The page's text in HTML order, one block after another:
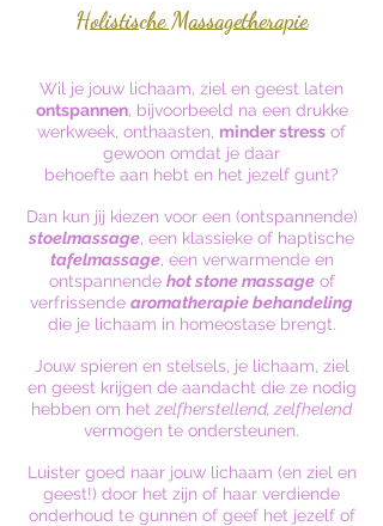
Holistische Massagetherapie
Wil je jouw lichaam, ziel en geest laten
ontspannen, bijvoorbeeld na een drukke
werkweek, onthaasten, minder stress of
gewoon omdat je daar
behoefte aan hebt en het jezelf gunt?
Dan kun jij kiezen voor een (ontspannende)
stoelmassage, een klassieke of haptische
tafelmassage, een verwarmende en
ontspannende hot stone massageof
verfrissende aromatherapie behandeling
die je lichaam in homeostase brengt.
Jouw spieren en stelsels, je lichaam, ziel
en geest krijgen de aandacht die ze nodig
hebben om het zelfherstellend, zelfhelend
vermogen te ondersteunen.
Luister goed naar jouw lichaam (en ziel en
geest!) door het zijn of haar verdiende
onderhoud te gunnen of geef het jezelf of